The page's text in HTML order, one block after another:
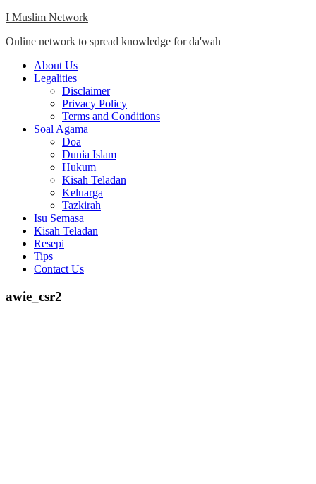
Skip
content
I Muslim Network
Online network to spread knowledge for da'wah
Close
Menu
About Us
Legalities
Disclaimer
Privacy Policy
Terms and Conditions
Soal Agama
Doa
Dunia Islam
Hukum
Kisah Teladan
Keluarga
Tazkirah
Isu Semasa
Kisah Teladan
Resepi
Tips
Contact Us
awie_csr2